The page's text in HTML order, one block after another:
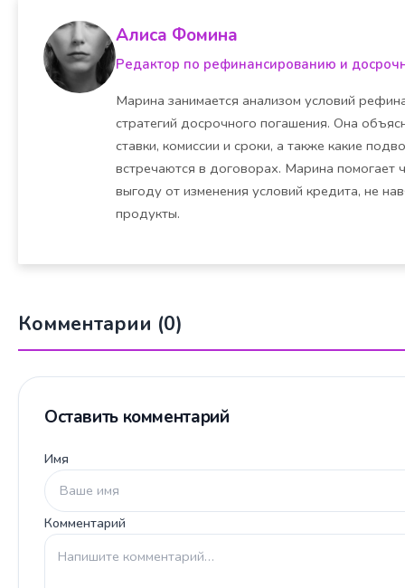
Алиса Фомина
Редактор по рефинансированию и
Марина занимается анализом условий
стратегий досрочного погашения. Она
ставки, комиссии и сроки, а также какие
встречаются в договорах. Марина помогает
выгоду от изменения условий кредита, не
продукты.
Комментарии (0)
Оставить комментарий
Имя
Комментарий